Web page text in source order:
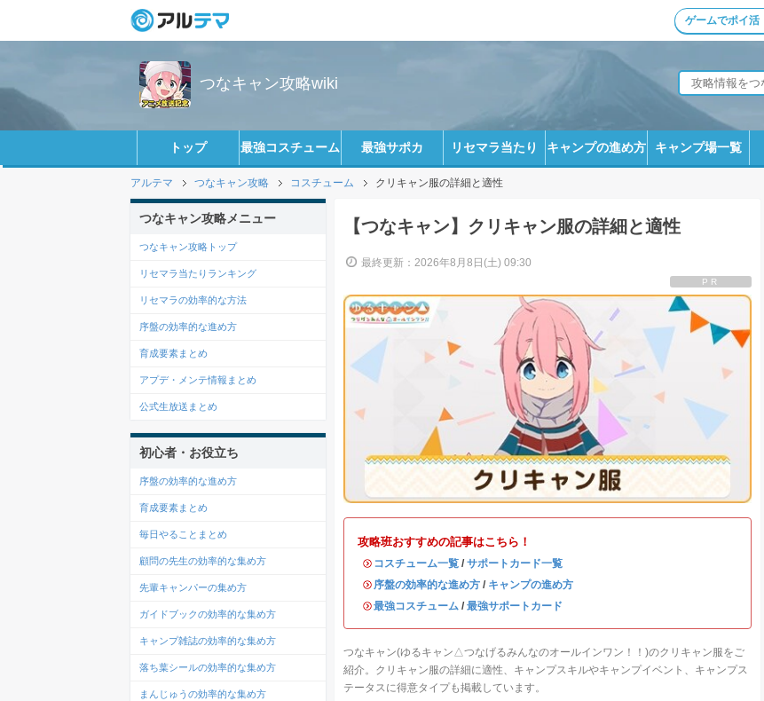
ゲームでポイ活
つなキャン攻略wiki
トップ 最強コスチューム 最強サポカ リセマラ当たり キャンプの進め方 キャンプ場一覧
アルテマ つなキャン攻略 コスチューム クリキャン服の詳細と適性
【つなキャン】クリキャン服の詳細と適性
最終更新：2026年8月8日(土) 09:30
PR
攻略班おすすめの記事はこちら！
・ コスチューム一覧 / サポートカード一覧
・ 序盤の効率的な進め方 / キャンプの進め方
・最強コスチューム / 最強サポートカード
つなキャン(ゆるキャン△つなげるみんなのオールインワン！！)のクリキャン服をご
紹介。クリキャン服の詳細に適性、キャンプスキルやキャンプイベント、キャンプス
テータスに得意タイプも掲載しています。
つなキャン攻略メニュー
つなキャン攻略トップ
リセマラ当たりランキング
リセマラの効率的な方法
序盤の効率的な進め方
育成要素まとめ
アプデ・メンテ情報まとめ
公式生放送まとめ
初心者・お役立ち
序盤の効率的な進め方
育成要素まとめ
毎日やることまとめ
顧問の先生の効率的な集め方
先輩キャンパーの集め方
ガイドブックの効率的な集め方
キャンプ雑誌の効率的な集め方
落ち葉シールの効率的な集め方
まんじゅうの効率的な集め方